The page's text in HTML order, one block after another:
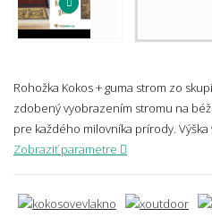
Rohožka Kokos + guma strom zo
zdobený vyobrazením stromu na
pre každého milovníka prírody. Výška
Zobraziť parametre